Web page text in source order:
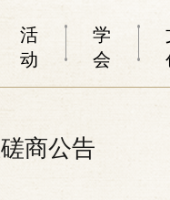
活
动
学
会
商公告